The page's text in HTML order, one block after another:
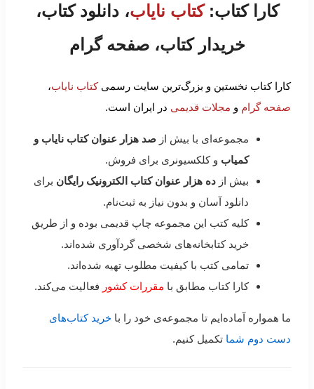
کارا کتاب:کتاب نایاب، دانلود کتاب،
خریدار کتاب، صفحه گرام
کارا کتاب نخستین و بزرگ‌ترین سایت رسمیکتاب نایاب،
صفحه گرام و مجلات قدیمی در ایران است.
مجموعه‌ای با بیش از صد هزار عنوان کتاب نایاب و
کمیاب و کلکسیونری برای فروش.
بیش از ده هزار عنوان کتاب الکترونیک رایگان برای
دانلود آسان و بدون نیاز به ثبت‌نام.
کلیه کتب این مجموعه چاپ قدیمی بوده و از طریق
خرید کتابخانه‌های شخصی گردآوری شده‌اند.
تمامی کتب با کیفیت مطلوب تهیه شده‌اند.
کارا کتاب مطابق با مقررات کشور فعالیت می‌کند.
ما همواره آماده‌ایم تا مجموعه‌ی خود را با خرید کتاب‌های
دست دوم شما تکمیل کنیم.